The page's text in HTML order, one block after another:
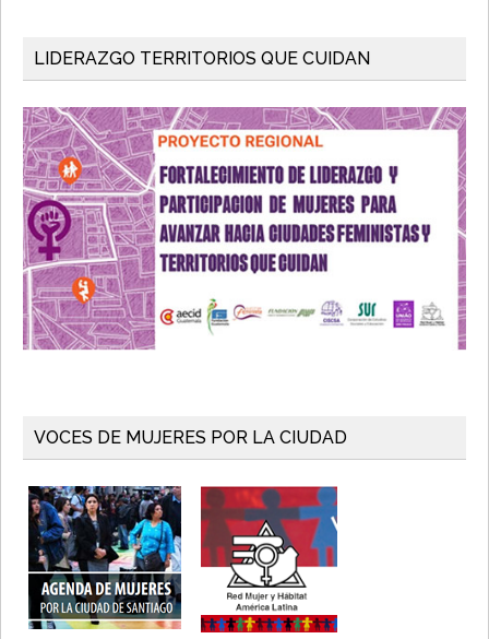
LIDERAZGO TERRITORIOS QUE CUIDAN
VOCES DE MUJERES POR LA CIUDAD